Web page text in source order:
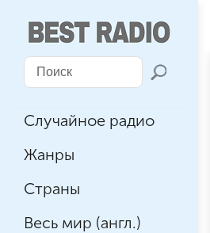
Случайное радио
Жанры
Страны
Весь мир (англ.)